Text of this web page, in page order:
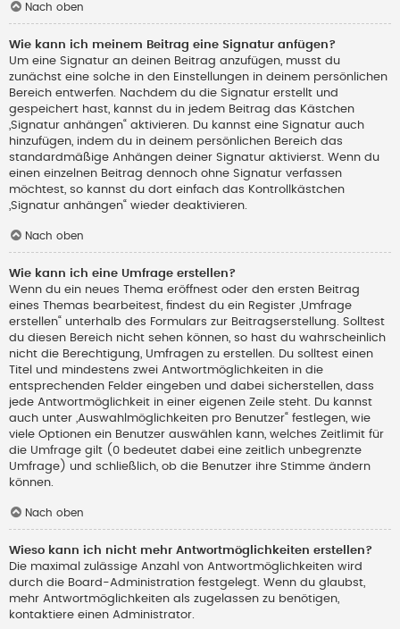
Nach oben
Wie kann ich meinem Beitrag eine Signatur anfügen?
Um eine Signatur an deinen Beitrag anzufügen, musst du
zunächst eine solche in den Einstellungen in deinem persönlichen
Bereich entwerfen. Nachdem du die Signatur erstellt und
gespeichert hast, kannst du in jedem Beitrag das Kästchen
„Signatur anhängen“ aktivieren. Du kannst eine Signatur auch
hinzufügen, indem du in deinem persönlichen Bereich das
standardmäßige Anhängen deiner Signatur aktivierst. Wenn du
einen einzelnen Beitrag dennoch ohne Signatur verfassen
möchtest, so kannst du dort einfach das Kontrollkästchen
„Signatur anhängen“ wieder deaktivieren.
Nach oben
Wie kann ich eine Umfrage erstellen?
Wenn du ein neues Thema eröffnest oder den ersten Beitrag
eines Themas bearbeitest, findest du ein Register „Umfrage
erstellen“ unterhalb des Formulars zur Beitragserstellung. Solltest
du diesen Bereich nicht sehen können, so hast du wahrscheinlich
nicht die Berechtigung, Umfragen zu erstellen. Du solltest einen
Titel und mindestens zwei Antwortmöglichkeiten in die
entsprechenden Felder eingeben und dabei sicherstellen, dass
jede Antwortmöglichkeit in einer eigenen Zeile steht. Du kannst
auch unter „Auswahlmöglichkeiten pro Benutzer“ festlegen, wie
viele Optionen ein Benutzer auswählen kann, welches Zeitlimit für
die Umfrage gilt (0 bedeutet dabei eine zeitlich unbegrenzte
Umfrage) und schließlich, ob die Benutzer ihre Stimme ändern
können.
Nach oben
Wieso kann ich nicht mehr Antwortmöglichkeiten erstellen?
Die maximal zulässige Anzahl von Antwortmöglichkeiten wird
durch die Board-Administration festgelegt. Wenn du glaubst,
mehr Antwortmöglichkeiten als zugelassen zu benötigen,
kontaktiere einen Administrator.